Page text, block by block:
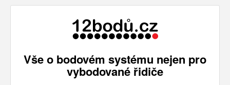
Vše o bodovém systému nejen pro
vybodované řidiče